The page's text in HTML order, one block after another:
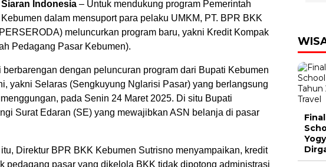
Indonesia – Untuk mendukung program Pemerintah
dalam mensuport para pelaku UMKM, PT. BPR BKK
meluncurkan program baru, yakni Kredit Kompak
Pedagang Pasar Kebumen).
berbarengan dengan peluncuran program dari Bupati Kebumen
yakni Selaras (Sengkuyung Nglarisi Pasar) yang berlangsung
pada Senin 24 Maret 2025. Di situ Bupati
Surat Edaran (SE) yang mewajibkan ASN belanja di pasar
Direktur BPR BKK Kebumen Sutrisno menyampaikan, kredit
pedagang pasar yang dikelola BKK tidak dipotong administrasi